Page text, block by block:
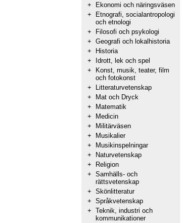
+
Ekonomi och näringsväsen
+
Etnografi, socialantropologi
och etnologi
+
Filosofi och psykologi
+ Geografi och lokalhistoria
+
Historia
+
Idrott, lek och spel
+
Konst, musik, teater, film
och fotokonst
+
Litteraturvetenskap
+
Mat och Dryck
+
Matematik
+
Medicin
+
Militärväsen
+
Musikalier
+
Musikinspelningar
+
Naturvetenskap
+
Religion
+ Samhälls- och
rättsvetenskap
+ Skönlitteratur
+ Språkvetenskap
+ Teknik, industri och
kommunikationer